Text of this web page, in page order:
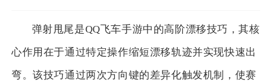
弹射甩尾是QQ飞车手游中的高阶漂移技巧，其核
心作用在于通过特定操作缩短漂移轨迹并实现快速出
弯。该技巧通过两次方向键的差异化触发机制，使赛